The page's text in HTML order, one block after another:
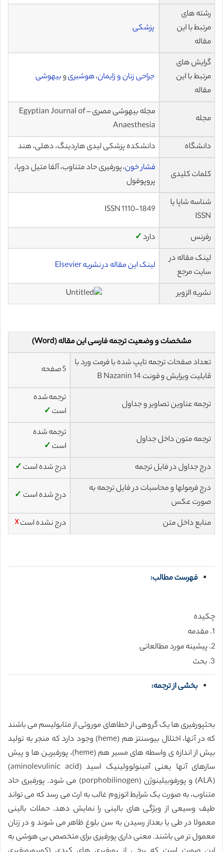
رشته های
مرتبط با این
مقاله
پزشکی
گرایش های
مرتبط با این
مقاله
جراحی زنان و زایمان،هوشبریوبیهوشی
مجله
مجله بیهوشی مصری – Egyptian Journal of
Anaesthesia
دانشگاه
دانشکده پزشکی لیدی هاردینگ، دهلی، هند
کلمات کلیدی
فشار خون، پورفیری حاد متناوب، آلفا متیل دوپا،
پروپوفول
شناسه شاپا یا
ISSN
ISSN 1110-1849
رفرنس دارد✓
لینک مقاله در
سایت مرجع
لینک این مقاله در نشریه Elsevier
نشریه الزویر
مشخصات و وضعیت ترجمه فارسی این مقاله (Word)
تعداد صفحات ترجمه تایپ شده با فرمت ورد با
قابلیت ویرایش و فونت 14 B Nazanin
5 صفحه
ترجمه عناوین تصاویر و جداول
ترجمه شده
است ✓
ترجمه متون داخل جداول
ترجمه شده
است ✓
درج جداول در فایل ترجمه
درج شده است ✓
درج فرمولها و محاسبات در فایل ترجمه به
صورت عکس
درج شده است ✓
منابع داخل متن درج نشده است☓
فهرست مطالب:
چکیده
1. مقدمه
2. پیشینه مورد مطالعاتی
3. بحث
بخشی از ترجمه:
بحثپورفیری ها یک گروهی از خطاهای موروثی از متابولیسم می باشند
که در آنها، اختلال بیوسنتز هم (heme) وجود دارد که منجر به تولید
بیش از اندازه ی واسطه های مسیر هم (heme)، پورفیرین ها و پیش
سازهای آنها یعنی آمینولوولینیک اسید (aminolevulinic acid)
(ALA) و پورفوبیلینوژن (porphobilinogen) می شود. پورفیری حاد
متناوب، به صورت یک شرایط اتوزوم غالب به ارث می رسد که می تواند
طیف وسیعی از ویژگی های بالینی را نمایش دهد. حملات بالینی
معمولا در طی یا بعداز رسیدن به سن بلوغ ظاهر می شوند و در زنان
معمول تر می باشند. معنی داری پورفیری برای متخصص بی هوشی به